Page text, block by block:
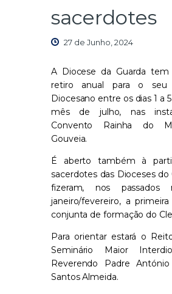
sacerdotes
27 de Junho, 2024
A Diocese da Guarda
retiro anual para o seu
Diocesano entre os dias 1 a
mês de julho, nas
Convento Rainha do
Gouveia.
É aberto também à
sacerdotes das Dioceses do
fizeram, nos passados
janeiro/fevereiro, a primeira
conjunta de formação do
Para orientar estará o
Seminário Maior
Reverendo Padre
Santos Almeida.